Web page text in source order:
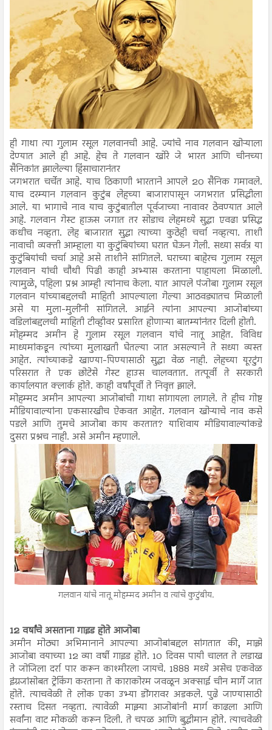
ही गाथा त्या गुलाम रसूल गलवानची आहे. ज्यांचे नाव गलवान खोऱ्याला
देण्यात आले ही आहे. हेच ते गलवान खोरे जे भारत आणि चीनच्या
सैनिकांत झालेल्या हिंसाचारानंतर
जगभरात चर्चेत आहे. याच ठिकाणी भारताने आपले 20 सैनिक गमावले.
याच दरम्यान गलवान कुटुंब लेहच्या बाजारापासून जगभरात प्रसिद्धीला
आले. या भागाचे नाव याच कुटुंबातील पूर्वजाच्या नावावर ठेवण्यात आले
आहे. गलवान गेस्ट हाऊस जगात तर सोडाच लेहमध्ये सुद्धा एवढा प्रसिद्ध
कधीच नव्हता. लेह बाजारात सुद्धा त्याच्या कुठेही चर्चा नव्हत्या. ताशी
नावाची व्यक्ती आम्हाला या कुटुंबियांच्या घरात घेऊन गेली. सध्या सर्वत्र या
कुटुंबियांची चर्चा आहे असे ताशीने सांगितले. घराच्या बाहेरच गुलाम रसूल
गलवान यांची चौथी पिढी काही अभ्यास करताना पाहायला मिळाली.
त्यामुळे, पहिला प्रश्न आम्ही त्यांनाच केला. यात आपले पंजोबा गुलाम रसूल
गलवान यांच्याबद्दलची माहिती आपल्याला गेल्या आठवड्यातच मिळाली
असे या मुला-मुलींनी सांगितले. आईने त्यांना आपल्या आजोबांच्या
वडिलांबद्दलची माहिती टीव्हीवर प्रसारित होणाऱ्या बातम्यांनंतर दिली होती.
मोहम्मद अमीन हे गुलाम रसूल गलवान यांचे नातू आहेत. विविध
माध्यमांकडून त्यांच्या मुलाखती घेतल्या जात असल्याने ते सध्या व्यस्त
आहेत. त्यांच्याकडे खाण्या-पिण्यासाठी सुद्धा वेळ नाही. लेहच्या यूरटुंग
परिसरात ते एक छोटेसे गेस्ट हाउस चालवतात. तत्पूर्वी ते सरकारी
कार्यालयात क्लार्क होते. काही वर्षांपूर्वी ते निवृत्त झाले.
मोहम्मद अमीन आपल्या आजोबांची गाथा सांगायला लागले. ते हीच गोष्ट
मीडियावाल्यांना एकसारखीच ऐकवत आहेत. गलवान खोऱ्याचे नाव कसे
पडले आणि तुमचे आजोबा काय करतात? याशिवाय मीडियावाल्यांकडे
दुसरा प्रश्नच नाही. असे अमीन म्हणाले.
गलवान यांचे नातू मोहम्मद अमीन व त्यांचे कुटुंबीय.
12 वर्षांचे असताना गाइड होते आजोबा
अमीन मोठ्या अभिमानाने आपल्या आजोबांबद्दल सांगतात की, माझे
आजोबा वयाच्या 12 व्या वर्षी गाइड होते. 10 दिवस पायी चालत ते लडाख
ते जोजिला दर्रा पार करून काश्मीरला जायचे. 1888 मध्ये असेच एकवेळ
इंग्रजांसोबत ट्रेकिंग करताना ते काराकोरम जवळून अक्साई चीन मार्गे जात
होते. त्याचवेळी ते लोक एका उभ्या डोंगरावर अडकले. पुढे जाण्यासाठी
रस्ताच दिसत नव्हता. त्यावेळी माझ्या आजोबांनी मार्ग काढला आणि
सर्वांना वाट मोकळी करून दिली. ते चपळ आणि बुद्धीमान होते. त्याचवेळी